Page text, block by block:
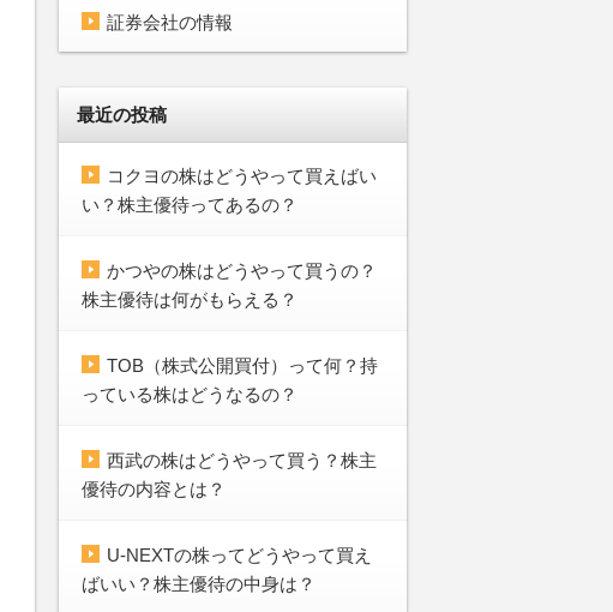
証券会社の情報
最近の投稿
コクヨの株はどうやって買えばい
い？株主優待ってあるの？
かつやの株はどうやって買うの？
株主優待は何がもらえる？
TOB（株式公開買付）って何？持
っている株はどうなるの？
西武の株はどうやって買う？株主
優待の内容とは？
U-NEXTの株ってどうやって買え
ばいい？株主優待の中身は？